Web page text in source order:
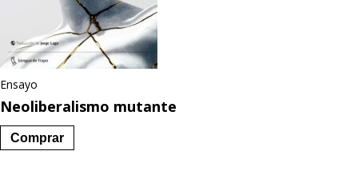
Ensayo
Neoliberalismo mutante
Comprar